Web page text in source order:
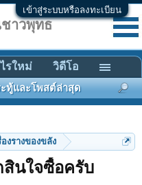
เข้าสู่ระบบหรือลงทะเบียน
งรางของขลัง
นใจซื้อครับ
าวพุทธ
ทู้และโพสต์ล่าสุด
รใหม่ วิดีโอ